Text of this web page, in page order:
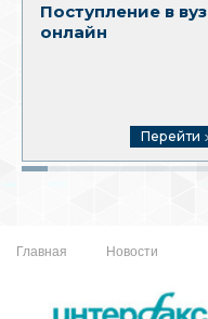
Поступление в вуз
онлайн
Перейти
Главная Новости